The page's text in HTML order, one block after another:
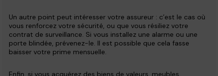
Un autre point peut intéresser votre assureur : c’est le cas où
vous renforcez votre sécurité, ou que vous résiliez votre
contrat de surveillance. Si vous installez une alarme ou une
porte blindée, prévenez-le. Il est possible que cela fasse
baisser votre prime mensuelle.
Enfin, si vous acquérez des biens de valeurs, meubles,